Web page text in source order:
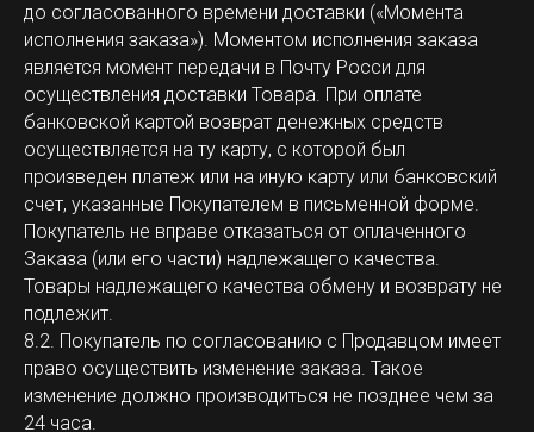
до согласованного времени доставки («Момента
исполнения заказа»). Моментом исполнения заказа
является момент передачи в Почту Росси для
осуществления доставки Товара. При оплате
банковской картой возврат денежных средств
осуществляется на ту карту, с которой был
произведен платеж или на иную карту или банковский
счет, указанные Покупателем в письменной форме.
Покупатель не вправе отказаться от оплаченного
Заказа (или его части) надлежащего качества.
Товары надлежащего качества обмену и возврату не
подлежит.
8.2. Покупатель по согласованию с Продавцом имеет
право осуществить изменение заказа. Такое
изменение должно производиться не позднее чем за
24 часа.